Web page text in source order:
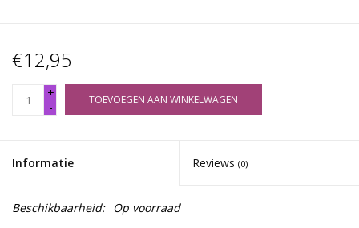
€12,95
+
-
TOEVOEGEN AAN WINKELWAGEN
Informatie Reviews (0)
Beschikbaarheid: Op voorraad